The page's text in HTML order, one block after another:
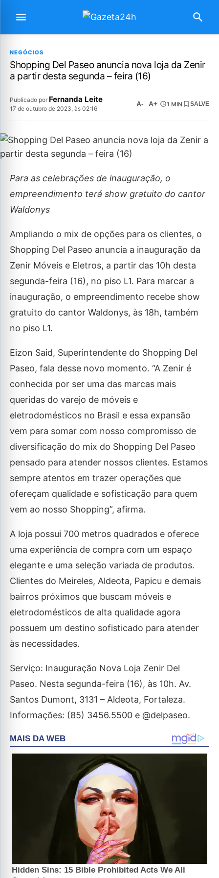
NEGÓCIOS
Shopping Del Paseo anuncia nova loja da Zenir
a partir desta segunda – feira (16)
Publicado por Fernanda Leite
17 de outubro de 2023, às 02:16
A- A+ 1 MIN SALVE
Para as celebrações de inauguração, o
empreendimento terá show gratuito do cantor
Waldonys
Ampliando o mix de opções para os clientes, o
Shopping Del Paseo anuncia a inauguração da
Zenir Móveis e Eletros, a partir das 10h desta
segunda-feira (16), no piso L1. Para marcar a
inauguração, o empreendimento recebe show
gratuito do cantor Waldonys, às 18h, também
no piso L1.
Eizon Said, Superintendente do Shopping Del
Paseo, fala desse novo momento. “A Zenir é
conhecida por ser uma das marcas mais
queridas do varejo de móveis e
eletrodomésticos no Brasil e essa expansão
vem para somar com nosso compromisso de
diversificação do mix do Shopping Del Paseo
pensado para atender nossos clientes. Estamos
sempre atentos em trazer operações que
ofereçam qualidade e sofisticação para quem
vem ao nosso Shopping”, afirma.
A loja possui 700 metros quadrados e oferece
uma experiência de compra com um espaço
elegante e uma seleção variada de produtos.
Clientes do Meireles, Aldeota, Papicu e demais
bairros próximos que buscam móveis e
eletrodomésticos de alta qualidade agora
possuem um destino sofisticado para atender
às necessidades.
Serviço: Inauguração Nova Loja Zenir Del
Paseo. Nesta segunda-feira (16), às 10h. Av.
Santos Dumont, 3131 – Aldeota, Fortaleza.
Informações: (85) 3456.5500 e @delpaseo.